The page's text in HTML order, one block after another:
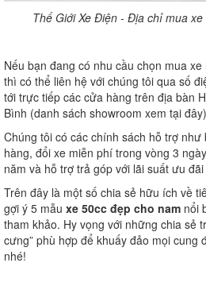
Thế Giới Xe Điện - Địa chỉ mua
Nếu bạn đang có nhu cầu chọn mua
thì có thể liên hệ với chúng tôi qua số
tới trực tiếp các cửa hàng trên địa bàn
Bình (danh sách showroom xem tại
Chúng tôi có các chính sách hỗ trợ như
hàng, đổi xe miễn phí trong vòng 3
năm và hỗ trợ trả góp với lãi suất ưu
Trên đây là một số chia sẻ hữu ích về
gợi ý 5 mẫu xe 50cc đẹp cho nam nổi
tham khảo. Hy vọng với những chia sẻ
cưng” phù hợp để khuấy đảo mọi cung
nhé!